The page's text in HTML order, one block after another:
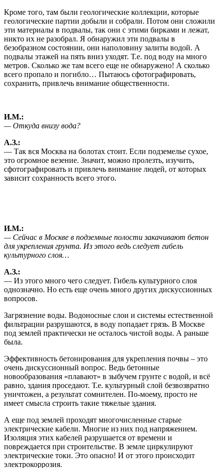
Кроме того, там были геологические коллекции, которые
геологические партии добыли и собрали. Потом они сложили
эти материалы в подвалы, так они с этими бирками и лежат,
никто их не разобрал. Я обнаружил эти подвалы в
безобразном состоянии, они наполовину залиты водой. А
подвалы этажей на пять вниз уходят. Т.е. под воду на много
метров. Сколько же там всего еще не обнаружено! А сколько
всего пропало и погибло… Пытаюсь сфотографировать,
сохранить, привлечь внимание общественности.
И.М.:
— Откуда внизу вода?
А.З.:
— Так вся Москва на болотах стоит. Если подземелье сухое,
это огромное везение. Значит, можно пролезть, изучить,
сфотографировать и привлечь внимание людей, от которых
зависит сохранность всего этого.
И.М.:
— Сейчас в Москве в подземные полости закачивают бетон
для укрепления грунта. Из этого ведь следует гибель
культурного слоя…
А.З.:
— Из этого много чего следует. Гибель культурного слоя
однозначно. Но есть еще очень много других дискуссионных
вопросов.
Загрязнение воды. Водоносные слои и системы естественной
фильтрации разрушаются, в воду попадает грязь. В Москве
под землей практически не осталось чистой воды. А раньше
была.
Эффективность бетонирования для укрепления почвы – это
очень дискуссионный вопрос. Ведь бетонные
новообразования «плавают» в зыбучем грунте с водой, и всё
равно, здания проседают. Т.е. культурный слой безвозвратно
уничтожен, а результат сомнителен. По-моему, просто не
имеет смысла строить такие тяжелые здания.
А еще под землей проходят многочисленные старые
электрические кабели. Многие из них под напряжением.
Изоляция этих кабелей разрушается от времени и
повреждается при строительстве. В земле циркулируют
электрические токи. Это опасно! И от этого происходит
электрокоррозия.